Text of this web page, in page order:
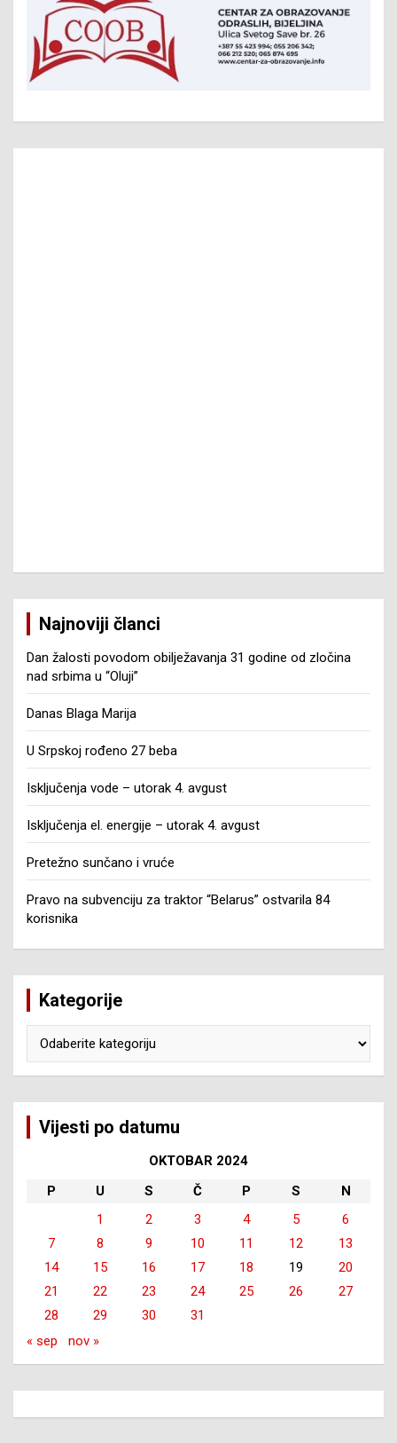
Najnoviji članci
Dan žalosti povodom obilježavanja 31 godine od zločina
nad srbima u “Oluji”
Danas Blaga Marija
U Srpskoj rođeno 27 beba
Isključenja vode – utorak 4. avgust
Isključenja el. energije – utorak 4. avgust
Pretežno sunčano i vruće
Pravo na subvenciju za traktor “Belarus” ostvarila 84
korisnika
Kategorije
Vijesti po datumu
OKTOBAR 2024
P
U S Č P S
N
1
2 3 4 5
6
7
8 9 10 11 12
13
14
15 16 17 18 19
20
21
22 23 24 25 26
27
28
29 30
31
« sep
nov »